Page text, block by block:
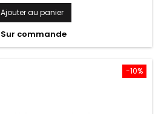
de
base
Ajouter au panier
Sur commande
-10%